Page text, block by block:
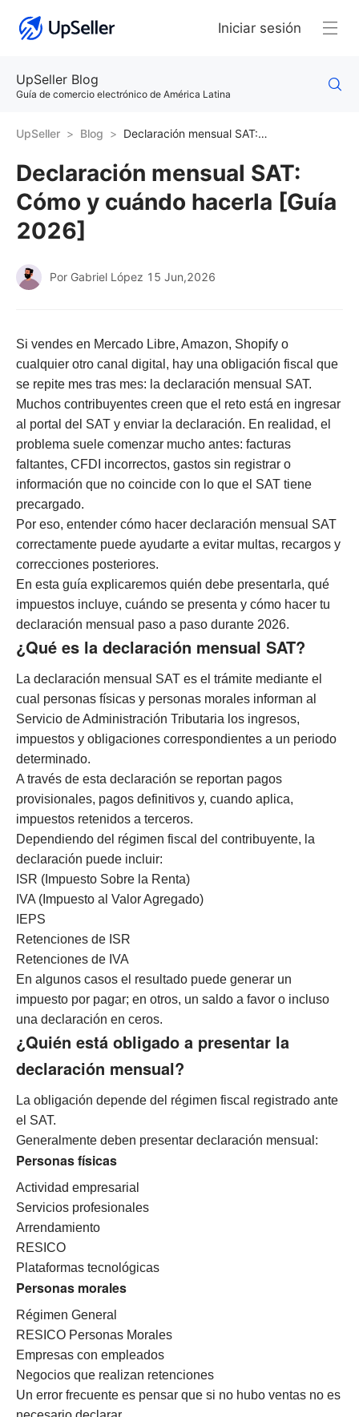
Iniciar sesión
UpSeller Blog
Guía de comercio electrónico de América Latina
UpSeller Blog Declaración mensual SAT: Cómo y cuándo hacerla [Guía 2026]
Declaración mensual SAT:
Cómo y cuándo hacerla [Guía
2026]
Por Gabriel López 15 Jun,2026
Si vendes en Mercado Libre, Amazon, Shopify o
cualquier otro canal digital, hay una obligación fiscal que
se repite mes tras mes: la declaración mensual SAT.
Muchos contribuyentes creen que el reto está en ingresar
al portal del SAT y enviar la declaración. En realidad, el
problema suele comenzar mucho antes: facturas
faltantes, CFDI incorrectos, gastos sin registrar o
información que no coincide con lo que el SAT tiene
precargado.
Por eso, entender cómo hacer declaración mensual SAT
correctamente puede ayudarte a evitar multas, recargos y
correcciones posteriores.
En esta guía explicaremos quién debe presentarla, qué
impuestos incluye, cuándo se presenta y cómo hacer tu
declaración mensual paso a paso durante 2026.
¿Qué es la declaración mensual SAT?
La declaración mensual SAT es el trámite mediante el
cual personas físicas y personas morales informan al
Servicio de Administración Tributaria los ingresos,
impuestos y obligaciones correspondientes a un periodo
determinado.
A través de esta declaración se reportan pagos
provisionales, pagos definitivos y, cuando aplica,
impuestos retenidos a terceros.
Dependiendo del régimen fiscal del contribuyente, la
declaración puede incluir:
ISR (Impuesto Sobre la Renta)
IVA (Impuesto al Valor Agregado)
IEPS
Retenciones de ISR
Retenciones de IVA
En algunos casos el resultado puede generar un
impuesto por pagar; en otros, un saldo a favor o incluso
una declaración en ceros.
¿Quién está obligado a presentar la
declaración mensual?
La obligación depende del régimen fiscal registrado ante
el SAT.
Generalmente deben presentar declaración mensual:
Personas físicas
Actividad empresarial
Servicios profesionales
Arrendamiento
RESICO
Plataformas tecnológicas
Personas morales
Régimen General
RESICO Personas Morales
Empresas con empleados
Negocios que realizan retenciones
Un error frecuente es pensar que si no hubo ventas no es